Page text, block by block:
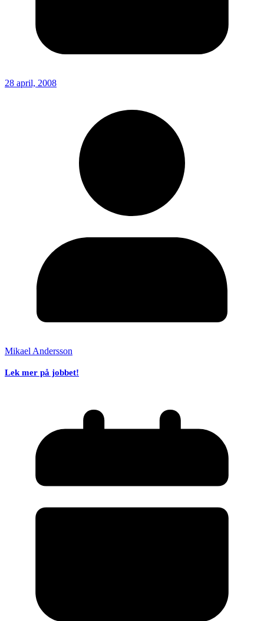
28 april, 2008
Mikael Andersson
Lek mer på jobbet!